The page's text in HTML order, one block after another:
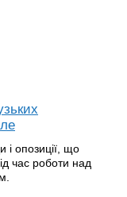
і опозиції, що
час роботи над